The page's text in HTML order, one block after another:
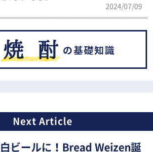
2024/07/09
ビールに！Bread Weizen誕